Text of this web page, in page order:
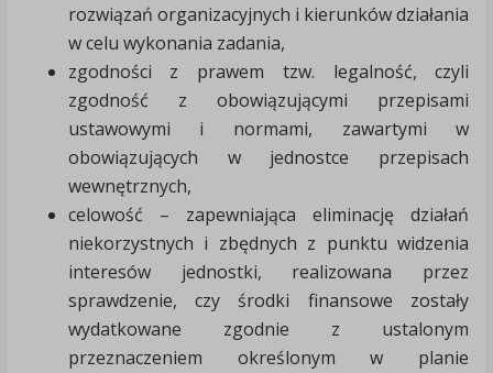
rozwiązań organizacyjnych i kierunków działania
w celu wykonania zadania,
zgodności z prawem tzw. legalność, czyli
zgodność z obowiązującymi przepisami
ustawowymi i normami, zawartymi w
obowiązujących w jednostce przepisach
wewnętrznych,
celowość – zapewniająca eliminację działań
niekorzystnych i zbędnych z punktu widzenia
interesów jednostki, realizowana przez
sprawdzenie, czy środki finansowe zostały
wydatkowane zgodnie z ustalonym
przeznaczeniem określonym w planie